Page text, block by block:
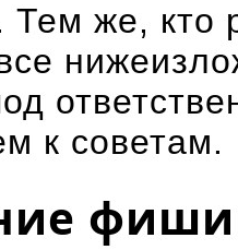
Тем же,
к советам.